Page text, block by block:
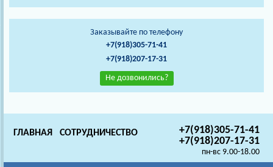
Заказывайте по телефону
+7(918)305-71-41
+7(918)207-17-31
Не дозвонились?
+7(918)305-71-41
+7(918)207-17-31
пн-вс 9.00-18.00
ГЛАВНАЯ СОТРУДНИЧЕСТВО